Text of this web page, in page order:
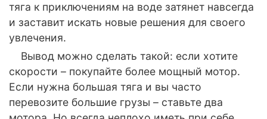
тяга к приключениям на воде затянет навсегда
и заставит искать новые решения для своего
увлечения.
Вывод можно сделать такой: если хотите
скорости – покупайте более мощный мотор.
Если нужна большая тяга и вы часто
перевозите большие грузы – ставьте два